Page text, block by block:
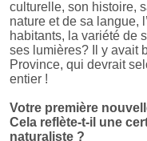
culturelle, son histoire,
nature et de sa langue,
habitants, la variété de
ses lumières? Il y avait
Province, qui devrait
entier !
Votre première
Cela reflète-t-il une
naturaliste ?